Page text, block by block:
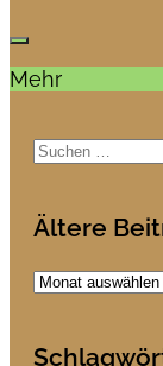
Mehr
Suchen
nach:
Ältere
Ältere